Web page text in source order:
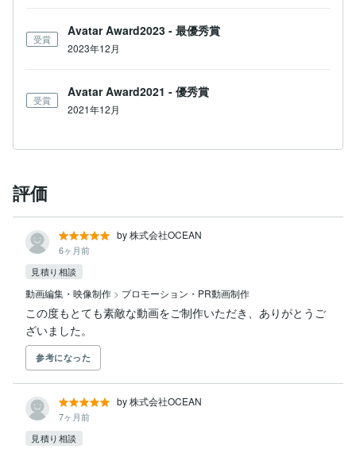
受賞
Avatar Award2023 - 最優秀賞
2023年12月
受賞
Avatar Award2021 - 優秀賞
2021年12月
評価
by 株式会社OCEAN
6ヶ月前
見積り相談
動画編集・映像制作 > プロモーション・PR動画制作
この度もとても素敵な動画をご制作いただき、ありがとうご
ざいました。
参考になった
by 株式会社OCEAN
7ヶ月前
見積り相談